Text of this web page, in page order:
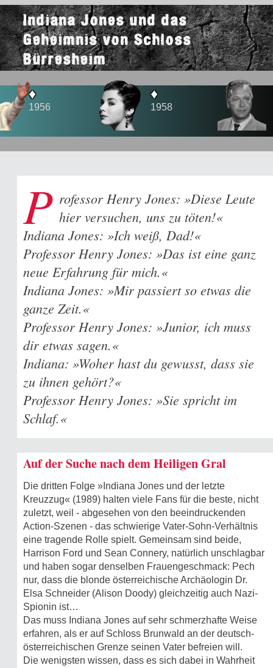
Indiana Jones und das
Geheimnis von Schloss
Bürresheim
♦
1965
P rofessor Henry Jones: »Diese Leute
hier versuchen, uns zu töten!«
Indiana Jones: »Ich weiß, Dad!«
Professor Henry Jones: »Das ist eine ganz
neue Erfahrung für mich.«
Indiana Jones: »Mir passiert so etwas die
ganze Zeit.«
Professor Henry Jones: »Junior, ich muss
dir etwas sagen.«
Indiana: »Woher hast du gewusst, dass sie
zu ihnen gehört?«
Professor Henry Jones: »Sie spricht im
Schlaf.«
Auf der Suche nach dem Heiligen Gral
Die dritten Folge »Indiana Jones und der letzte
Kreuzzug« (1989) halten viele Fans für die beste, nicht
zuletzt, weil - abgesehen von den beeindruckenden
Action-Szenen - das schwierige Vater-Sohn-Verhältnis
eine tragende Rolle spielt. Gemeinsam sind beide,
Harrison Ford und Sean Connery, natürlich unschlagbar
und haben sogar denselben Frauengeschmack: Pech
nur, dass die blonde österreichische Archäologin Dr.
Elsa Schneider (Alison Doody) gleichzeitig auch Nazi-
Spionin ist…
Das muss Indiana Jones auf sehr schmerzhafte Weise
erfahren, als er auf Schloss Brunwald an der deutsch-
österreichischen Grenze seinen Vater befreien will.
Die wenigsten wissen, dass es sich dabei in Wahrheit